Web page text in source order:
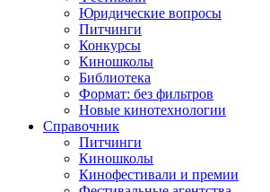
Юридические вопросы
Питчинги
Конкурсы
Киношколы
Библиотека
Формат: без фильтров
Новые кинотехнологии
Справочник
Питчинги
Киношколы
Кинофестивали и премии